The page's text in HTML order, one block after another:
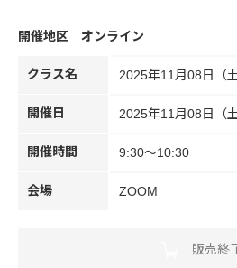
オンライン
クラス名 2025年11月08日（
開催日 2025年11月08日（土
開催時間 9:30～10:30
会場 ZOOM
販売終